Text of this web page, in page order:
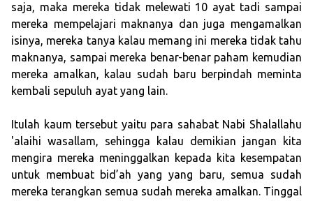
saja, maka mereka tidak melewati 10 ayat tadi sampai
mereka mempelajari maknanya dan juga mengamalkan
isinya, mereka tanya kalau memang ini mereka tidak tahu
maknanya, sampai mereka benar-benar paham kemudian
mereka amalkan, kalau sudah baru berpindah meminta
kembali sepuluh ayat yang lain.
Itulah kaum tersebut yaitu para sahabat Nabi Shalallahu
'alaihi wasallam, sehingga kalau demikian jangan kita
mengira mereka meninggalkan kepada kita kesempatan
untuk membuat bid’ah yang yang baru, semua sudah
mereka terangkan semua sudah mereka amalkan. Tinggal